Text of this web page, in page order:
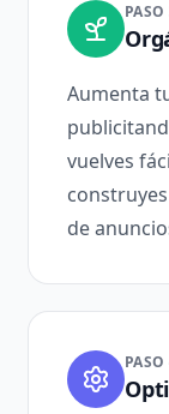
PASO
Aumenta
vuelves
de
PASO